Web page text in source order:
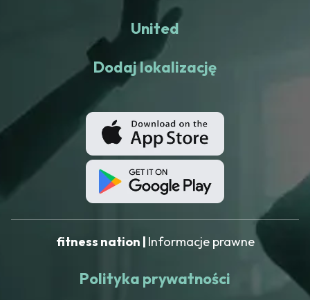
United
Dodaj lokalizację
fitness nation | Informacje prawne
Polityka prywatności